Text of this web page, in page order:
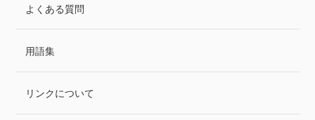
よくある質問
用語集
リンクについて